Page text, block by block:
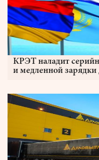
КРЭТ наладит
и медленной зарядки